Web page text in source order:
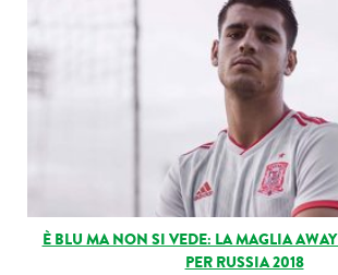
È BLU MA NON SI VEDE: LA MAGLIA
PER RUSSIA 2018